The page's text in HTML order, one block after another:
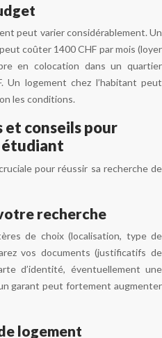
peut varier considérablement. Un
coûter 1400 CHF par mois (loyer
en colocation dans un quartier
logement chez l’habitant peut
les conditions.
et conseils pour
pour réussir sa recherche de
recherche
de choix (localisation, type de
vos documents (justificatifs de
d’identité, éventuellement une
garant peut fortement augmenter
logement